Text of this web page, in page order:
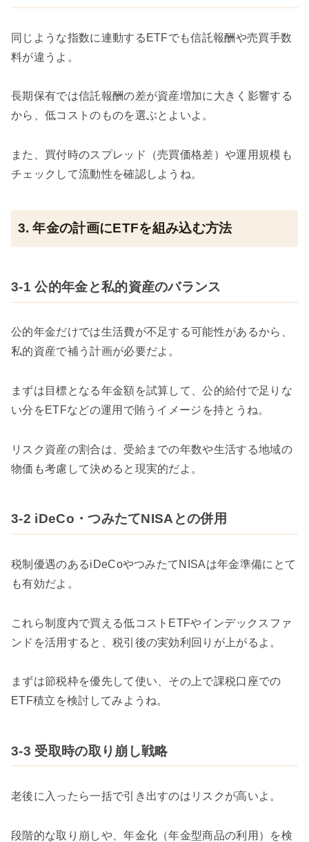
同じような指数に連動するETFでも信託報酬や売買手数
料が違うよ。
長期保有では信託報酬の差が資産増加に大きく影響する
から、低コストのものを選ぶとよいよ。
また、買付時のスプレッド（売買価格差）や運用規模も
チェックして流動性を確認しようね。
3. 年金の計画にETFを組み込む方法
3-1 公的年金と私的資産のバランス
公的年金だけでは生活費が不足する可能性があるから、
私的資産で補う計画が必要だよ。
まずは目標となる年金額を試算して、公的給付で足りな
い分をETFなどの運用で賄うイメージを持とうね。
リスク資産の割合は、受給までの年数や生活する地域の
物価も考慮して決めると現実的だよ。
3-2 iDeCo・つみたてNISAとの併用
税制優遇のあるiDeCoやつみたてNISAは年金準備にとて
も有効だよ。
これら制度内で買える低コストETFやインデックスファ
ンドを活用すると、税引後の実効利回りが上がるよ。
まずは節税枠を優先して使い、その上で課税口座での
ETF積立を検討してみようね。
3-3 受取時の取り崩し戦略
老後に入ったら一括で引き出すのはリスクが高いよ。
段階的な取り崩しや、年金化（年金型商品の利用）を検